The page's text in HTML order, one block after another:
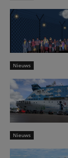
Nieuws
Nieuws